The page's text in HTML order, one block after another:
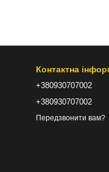
Контактна
+380930707002
+380930707002
Передзвонити вам?